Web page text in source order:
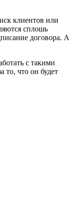
клиентов или
сплошь
договора. А
с такими
то, что он будет